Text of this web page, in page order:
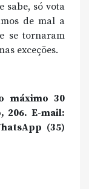
sabe, só vota
de mal a
se tornaram
exceções.
máximo 30
206. E-mail:
(35)